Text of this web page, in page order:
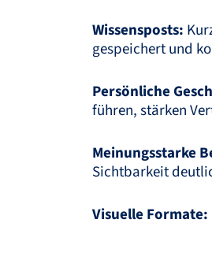
Wissensposts:
gespeichert und
Persönliche
führen, stärken
Meinungsstarke
Sichtbarkeit
Visuelle Formate: